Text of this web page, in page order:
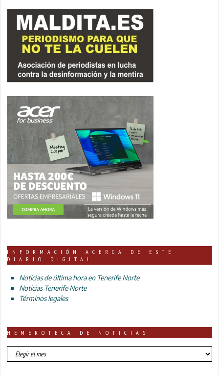
INFORMACIÓN ACERCA DE ESTE
DIARIO DIGITAL
Noticias de última hora en Tenerife Norte
Noticias Tenerife Norte
Términos legales
HEMEROTECA DE NOTICIAS
HEMEROTECA
DE